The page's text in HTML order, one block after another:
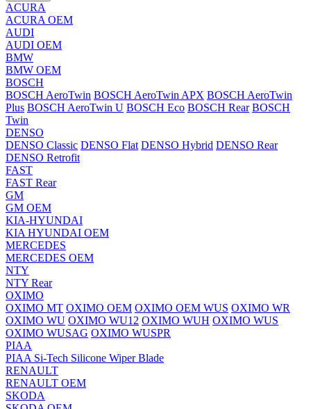
ACURA
ACURA OEM
AUDI
AUDI OEM
BMW
BMW OEM
BOSCH
BOSCH AeroTwin BOSCH AeroTwin APX BOSCH AeroTwin
Plus BOSCH AeroTwin U BOSCH Eco BOSCH Rear BOSCH
Twin
DENSO
DENSO Classic DENSO Flat DENSO Hybrid DENSO Rear
DENSO Retrofit
FAST
FAST Rear
GM
GM OEM
KIA-HYUNDAI
KIA HYUNDAI OEM
MERCEDES
MERCEDES OEM
NTY
NTY Rear
OXIMO
OXIMO MT OXIMO OEM OXIMO OEM WUS OXIMO WR
OXIMO WU OXIMO WU12 OXIMO WUH OXIMO WUS
OXIMO WUSAG OXIMO WUSPR
PIAA
PIAA Si-Tech Silicone Wiper Blade
RENAULT
RENAULT OEM
SKODA